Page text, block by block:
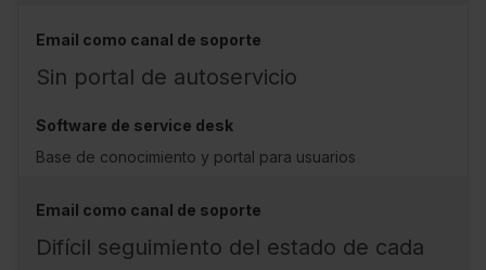
Sin portal de autoservicio
Base de conocimiento y portal para usuarios
Difícil seguimiento del estado de cada